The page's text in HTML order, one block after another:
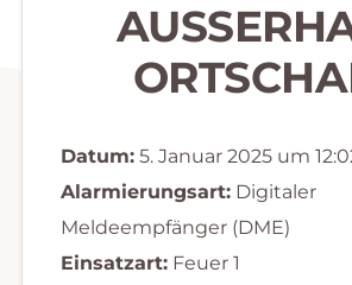
Datum:5. Januar 2025 um
Alarmierungsart:Digitaler
Meldeempfänger (DME)
Einsatzart:Feuer 1